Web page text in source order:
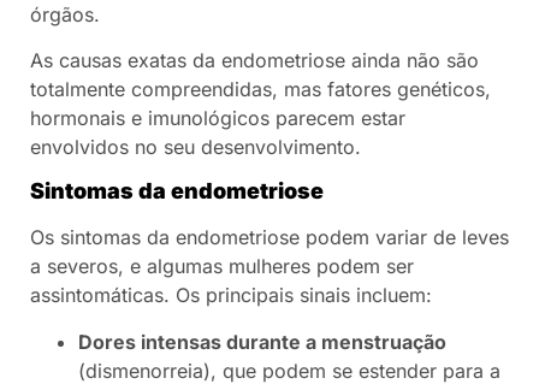
órgãos.
As causas exatas da endometriose ainda não são
totalmente compreendidas, mas fatores genéticos,
hormonais e imunológicos parecem estar
envolvidos no seu desenvolvimento.
Sintomas da endometriose
Os sintomas da endometriose podem variar de leves
a severos, e algumas mulheres podem ser
assintomáticas. Os principais sinais incluem:
Dores intensas durante a menstruação
(dismenorreia), que podem se estender para a